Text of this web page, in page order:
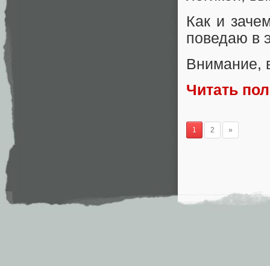
Как и
поведаю в
Внимание,
Читать
1 2 »